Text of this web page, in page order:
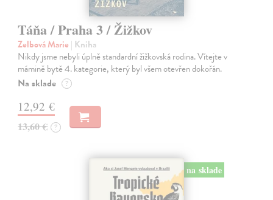
Táňa / Praha 3 / Žižkov
Zelbová Marie | Kniha
Nikdy jsme nebyli úplně standardní žižkovská rodina. Vítejte v
mámině bytě 4. kategorie, který byl všem otevřen dokořán.
Na sklade ?
12,92 €
13,60 € ?
na sklade